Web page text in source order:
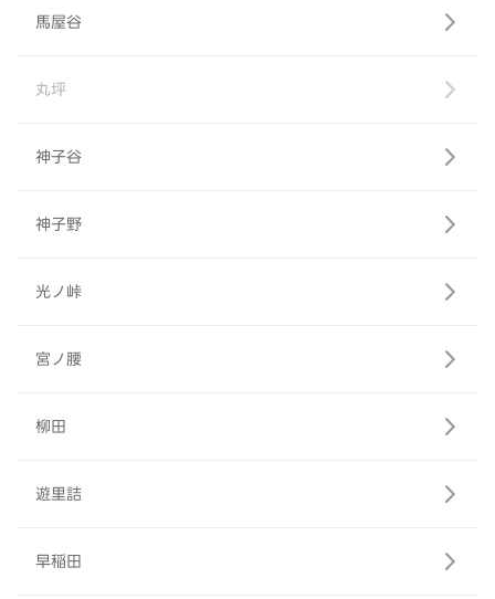
馬屋谷
丸坪
神子谷
神子野
光ノ峠
宮ノ腰
柳田
遊里詰
早稲田